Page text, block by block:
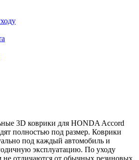
3D коврики для HONDA Accord
полностью под размер. Коврики
под каждый автомобиль и
эксплуатацию. По уходу
отличаются от обычных резиновых